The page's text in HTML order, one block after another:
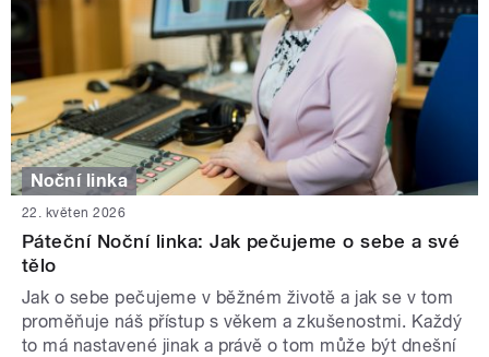
Noční linka
22. květen 2026
Páteční Noční linka: Jak pečujeme o sebe a své
tělo
Jak o sebe pečujeme v běžném životě a jak se v tom
proměňuje náš přístup s věkem a zkušenostmi. Každý
to má nastavené jinak a právě o tom může být dnešní